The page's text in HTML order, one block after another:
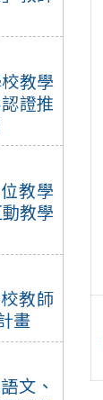
教學
證推
教學
教學
教師
畫
文、